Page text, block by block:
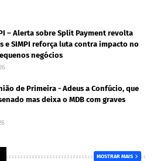
– Alerta sobre Split Payment revolta
e SIMPI reforça luta contra impacto no
negócios
de Primeira - Adeus a Confúcio, que
mas deixa o MDB com graves
MOSTRAR MAIS